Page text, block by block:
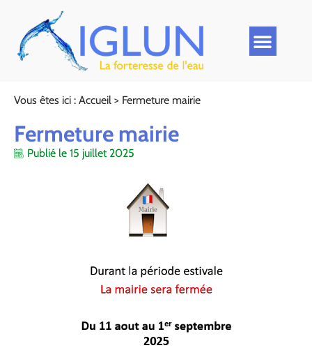
Vous êtes ici : Accueil > Fermeture mairie
Fermeture mairie
Publié le 15 juillet 2025